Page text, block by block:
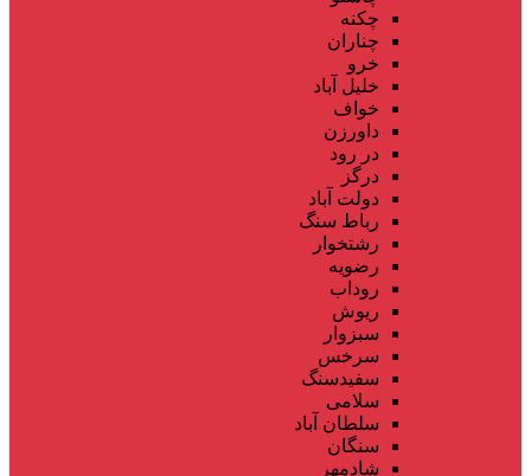
چکنه
چناران
خرو
خلیل آباد
خواف
داورزن
در رود
درگز
دولت آباد
رباط سنگ
رشتخوار
رضویه
روداب
ریوش
سبزوار
سرخس
سفیدسنگ
سلامی
سلطان آباد
سنگان
شادمهر